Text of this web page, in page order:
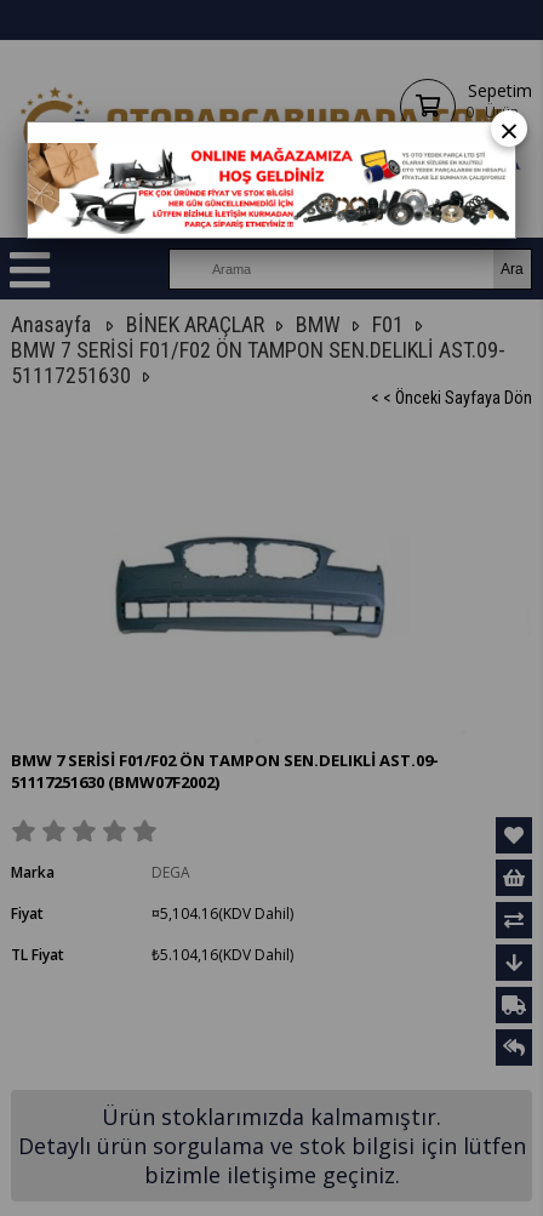
Sepetim
0 Ürün
Anasayfa BİNEK ARAÇLAR BMW
F01
BMW 7 SERİSİ F01/F02 ÖN TAMPON SEN.DELIKLİ AST.09-
51117251630
< < Önceki Sayfaya Dön
BMW 7 SERİSİ F01/F02 ÖN TAMPON SEN.DELIKLİ AST.09-
51117251630 (BMW07F2002)
Marka
DEGA
Fiyat
¤5,104.16(KDV Dahil)
TL Fiyat
₺5.104,16(KDV Dahil)
Ürün stoklarımızda kalmamıştır.
Detaylı ürün sorgulama ve stok bilgisi için lütfen
bizimle iletişime geçiniz.
×